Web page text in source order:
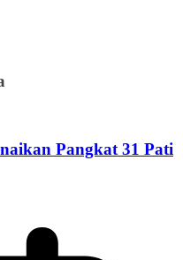
Pangkat 31 Pati